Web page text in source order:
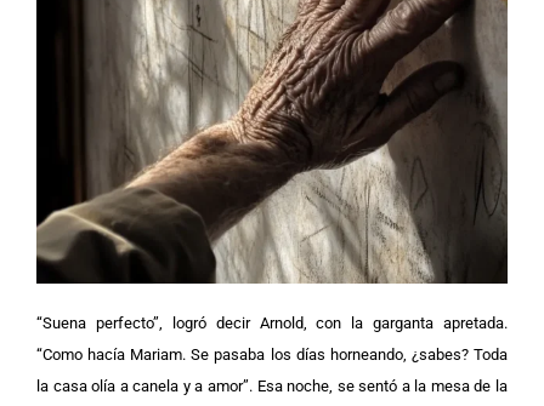
“Suena perfecto”, logró decir Arnold, con la garganta apretada.
“Como hacía Mariam. Se pasaba los días horneando, ¿sabes? Toda
la casa olía a canela y a amor”. Esa noche, se sentó a la mesa de la